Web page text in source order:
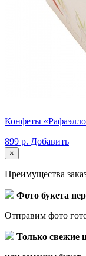
Конфеты
899 р. Добавить
×
Преимущества
Фото букета
Отправим фото
Только свежие